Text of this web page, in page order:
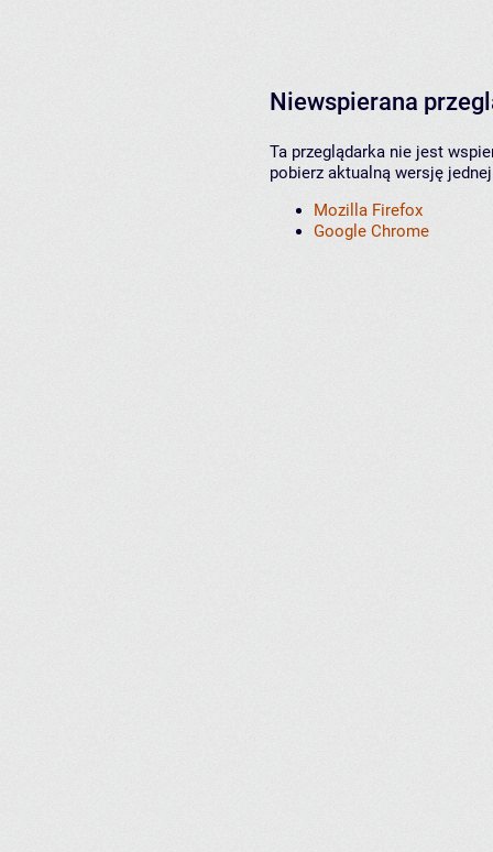
Niewspierana
Ta przeglądarka nie jest
pobierz aktualną wersję
Mozilla Firefox
Google Chrome